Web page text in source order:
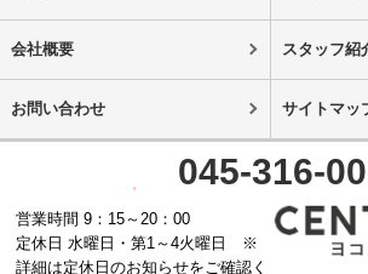
会社概要 スタッフ紹
お問い合わせ サイトマッ
045-316-
営業時間 9：15～20：00
定休日 水曜日・第1～4火曜日 ※
詳細は定休日のお知らせをご確認く